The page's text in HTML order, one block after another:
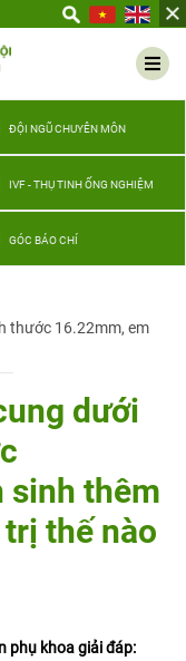
ĐỘI NGŨ CHUYÊN MÔN
IVF - THỤ TINH ỐNG NGHIỆM
GÓC BÁO CHÍ
thước 16.22mm, em
dưới
sinh thêm
thế nào
phụ khoa giải đáp: